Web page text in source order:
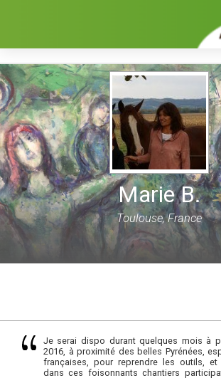
Marie B.
Toulouse, France
Je serai dispo durant quelques mois à
2016, à proximité des belles Pyrénées,
françaises, pour reprendre les outils, et
dans ces foisonnants chantiers